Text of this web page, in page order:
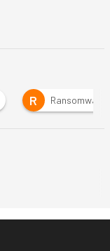
R Ransomware